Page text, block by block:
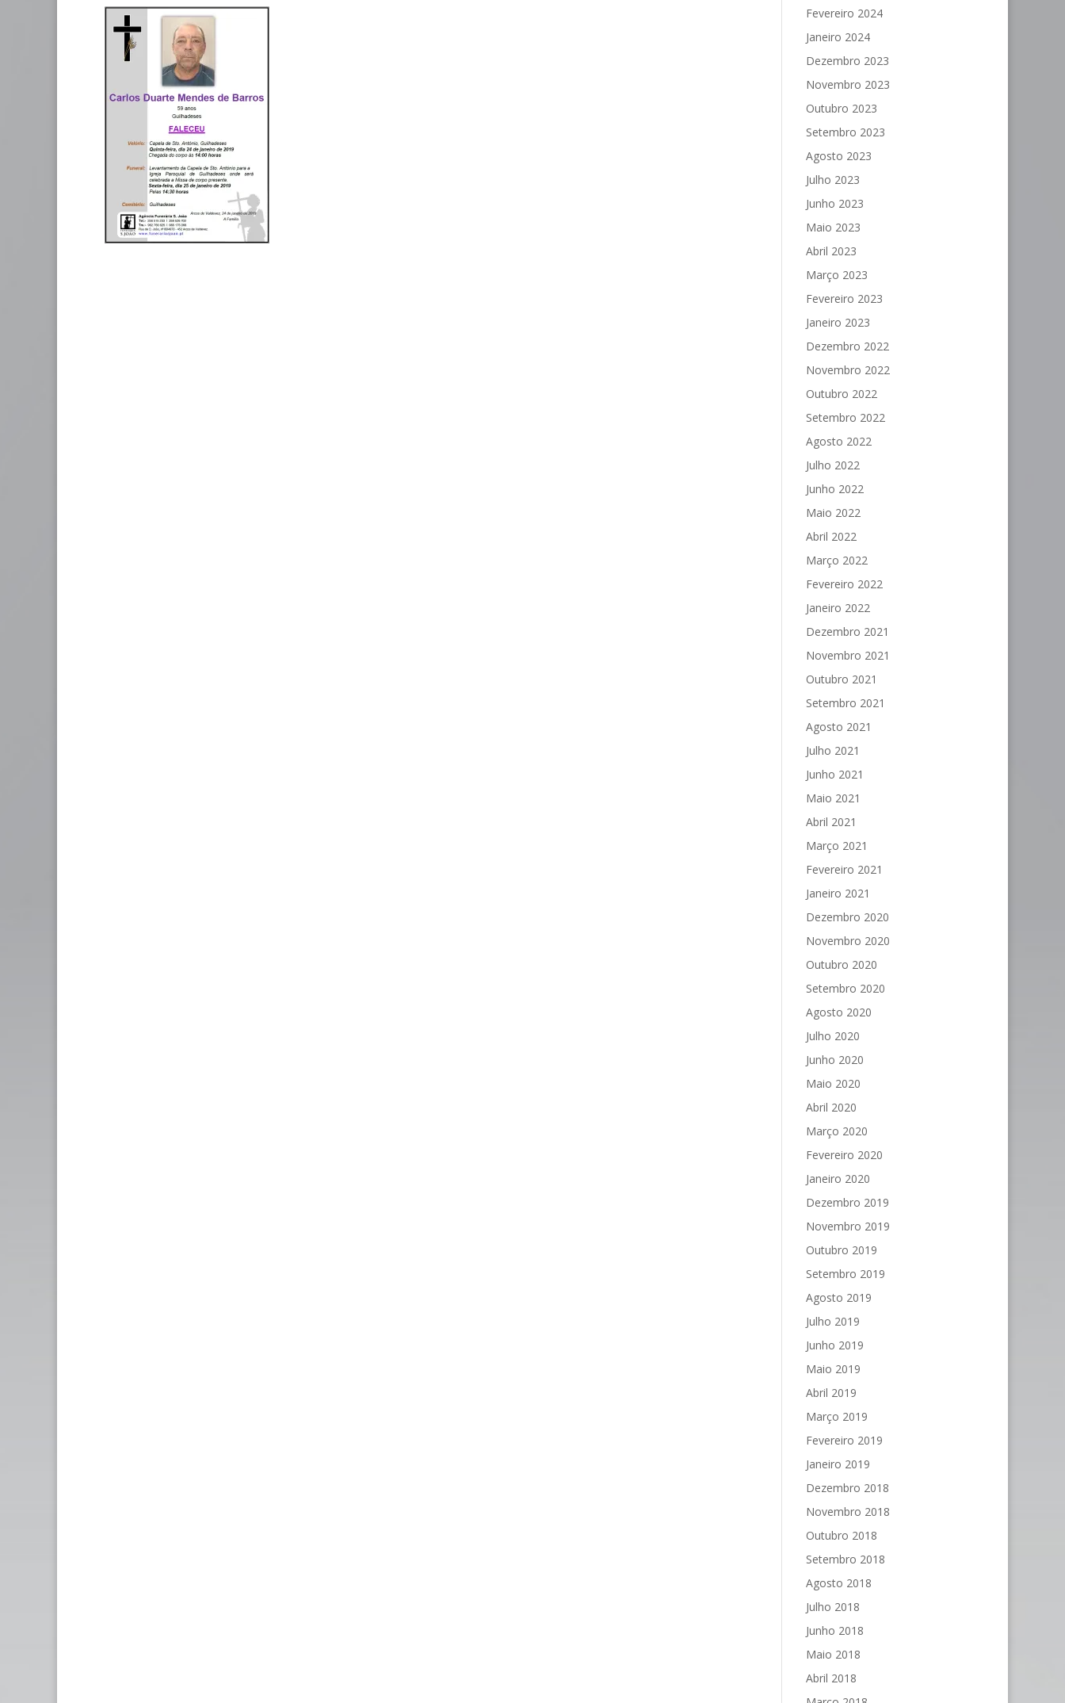
Fevereiro 2024
Janeiro 2024
Dezembro 2023
Novembro 2023
Outubro 2023
Setembro 2023
Agosto 2023
Julho 2023
Junho 2023
Maio 2023
Abril 2023
Março 2023
Fevereiro 2023
Janeiro 2023
Dezembro 2022
Novembro 2022
Outubro 2022
Setembro 2022
Agosto 2022
Julho 2022
Junho 2022
Maio 2022
Abril 2022
Março 2022
Fevereiro 2022
Janeiro 2022
Dezembro 2021
Novembro 2021
Outubro 2021
Setembro 2021
Agosto 2021
Julho 2021
Junho 2021
Maio 2021
Abril 2021
Março 2021
Fevereiro 2021
Janeiro 2021
Dezembro 2020
Novembro 2020
Outubro 2020
Setembro 2020
Agosto 2020
Julho 2020
Junho 2020
Maio 2020
Abril 2020
Março 2020
Fevereiro 2020
Janeiro 2020
Dezembro 2019
Novembro 2019
Outubro 2019
Setembro 2019
Agosto 2019
Julho 2019
Junho 2019
Maio 2019
Abril 2019
Março 2019
Fevereiro 2019
Janeiro 2019
Dezembro 2018
Novembro 2018
Outubro 2018
Setembro 2018
Agosto 2018
Julho 2018
Junho 2018
Maio 2018
Abril 2018